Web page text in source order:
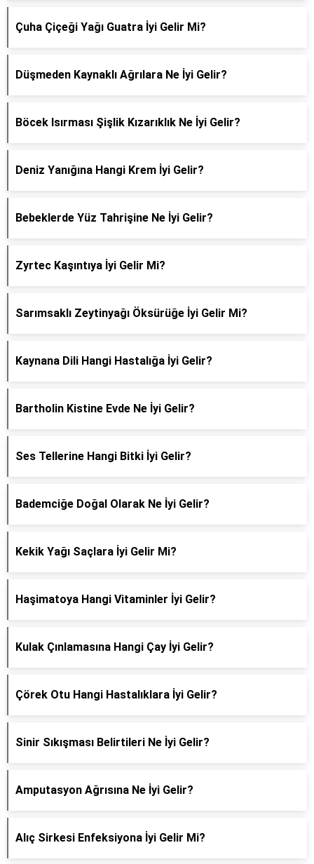
Çuha Çiçeği Yağı Guatra İyi Gelir Mi?
Düşmeden Kaynaklı Ağrılara Ne İyi Gelir?
Böcek Isırması Şişlik Kızarıklık Ne İyi Gelir?
Deniz Yanığına Hangi Krem İyi Gelir?
Bebeklerde Yüz Tahrişine Ne İyi Gelir?
Zyrtec Kaşıntıya İyi Gelir Mi?
Sarımsaklı Zeytinyağı Öksürüğe İyi Gelir Mi?
Kaynana Dili Hangi Hastalığa İyi Gelir?
Bartholin Kistine Evde Ne İyi Gelir?
Ses Tellerine Hangi Bitki İyi Gelir?
Bademciğe Doğal Olarak Ne İyi Gelir?
Kekik Yağı Saçlara İyi Gelir Mi?
Haşimatoya Hangi Vitaminler İyi Gelir?
Kulak Çınlamasına Hangi Çay İyi Gelir?
Çörek Otu Hangi Hastalıklara İyi Gelir?
Sinir Sıkışması Belirtileri Ne İyi Gelir?
Amputasyon Ağrısına Ne İyi Gelir?
Alıç Sirkesi Enfeksiyona İyi Gelir Mi?